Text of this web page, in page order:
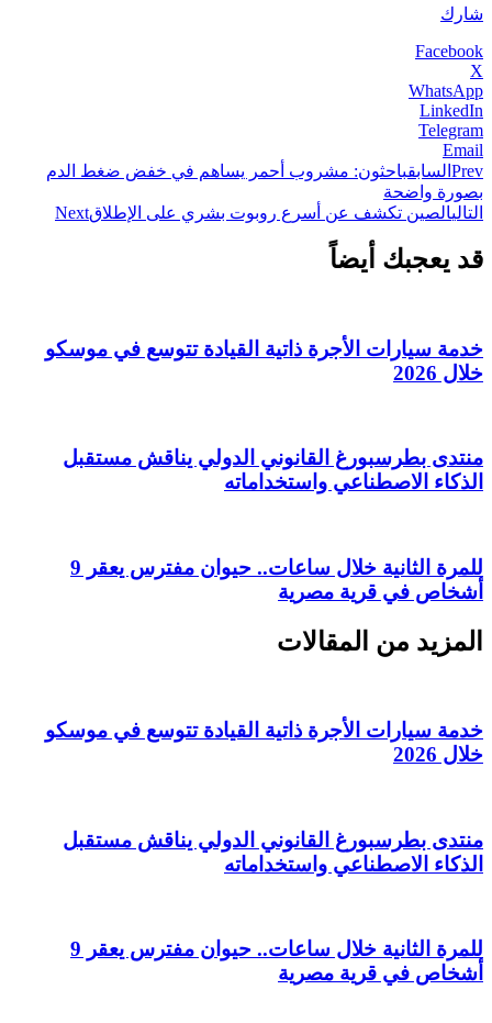
شارك
Facebook
X
WhatsApp
LinkedIn
Telegram
Email
Prev السابقباحثون: مشروب أحمر يساهم في خفض ضغط الدم
بصورة واضحة
التاليالصين تكشف عن أسرع روبوت بشري على الإطلاقNext
قد يعجبك أيضاً
خدمة سيارات الأجرة ذاتية القيادة تتوسع في موسكو
خلال 2026
منتدى بطرسبورغ القانوني الدولي يناقش مستقبل
الذكاء الاصطناعي واستخداماته
للمرة الثانية خلال ساعات.. حيوان مفترس يعقر 9
أشخاص في قرية مصرية
المزيد من المقالات
خدمة سيارات الأجرة ذاتية القيادة تتوسع في موسكو
خلال 2026
منتدى بطرسبورغ القانوني الدولي يناقش مستقبل
الذكاء الاصطناعي واستخداماته
للمرة الثانية خلال ساعات.. حيوان مفترس يعقر 9
أشخاص في قرية مصرية